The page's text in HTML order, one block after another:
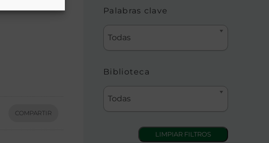
COMPARTIR
Palabras clave
Todas
Biblioteca
Todas